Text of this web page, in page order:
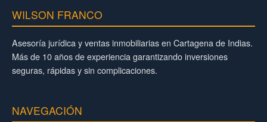
WILSON FRANCO
Asesoría jurídica y ventas inmobiliarias en Cartagena de Indias.
Más de 10 años de experiencia garantizando inversiones
seguras, rápidas y sin complicaciones.
NAVEGACIÓN